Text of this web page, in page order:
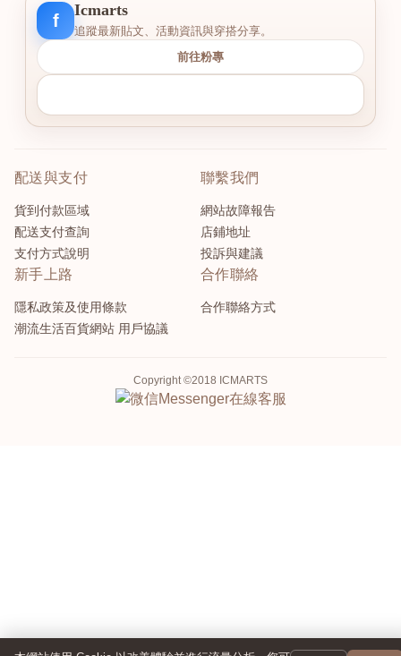
f
Icmarts
追蹤最新貼文、活動資訊與穿搭分享。
前往粉專
配送與支付
貨到付款區域
配送支付查詢
支付方式說明
聯繫我們
網站故障報告
店鋪地址
投訴與建議
新手上路
隱私政策及使用條款
潮流生活百貨網站 用戶協議
合作聯絡
合作聯絡方式
Copyright ©2018 ICMARTS
Messenger在線客服